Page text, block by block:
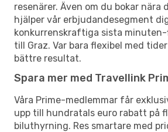
resenärer. Även om du bokar
hjälper vår erbjudandesegment
konkurrenskraftiga sista
till Graz. Var bara flexibel med
bättre resultat.
Spara mer med Travellink
Våra Prime-medlemmar får
upp till hundratals euro rabatt på
biluthyrning. Res smartare med